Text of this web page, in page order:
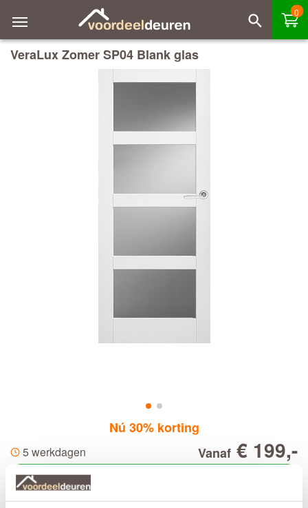
0
VeraLux Zomer SP04 Blank glas
Nú 30% korting
5 werkdagen Vanaf € 199,-